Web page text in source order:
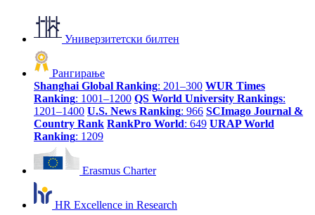
Универзитетски билтен
Рангирање
Shanghai Global Ranking: 201–300 WUR Times
Ranking: 1001–1200 QS World University Rankings:
1201–1400 U.S. News Ranking: 966 SCImago Journal &
Country Rank RankPro World: 649 URAP World
Ranking: 1209
Erasmus Charter
HR Excellence in Research